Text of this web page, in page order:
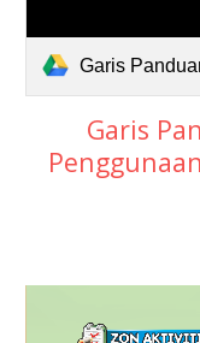
Garis Panduan Nilai
Garis